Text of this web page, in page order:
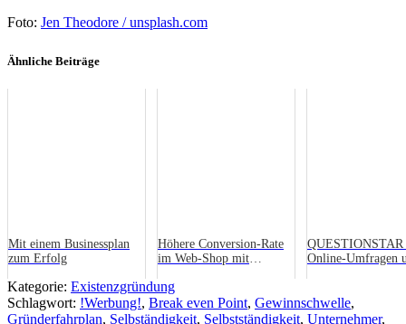
Foto: Jen Theodore / unsplash.com
Ähnliche Beiträge
Mit einem Businessplan
zum Erfolg
Höhere Conversion-Rate
im Web-Shop mit
Präsentation
QUESTIONSTAR
Online-Umfragen
Kategorie: Existenzgründung
Schlagwort: !Werbung!, Break even Point, Gewinnschwelle,
Gründerfahrplan, Selbständigkeit, Selbstständigkeit, Unternehmer,